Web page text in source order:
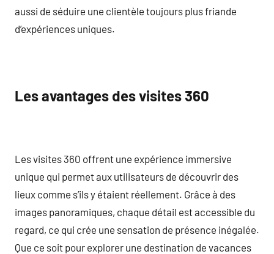
aussi de séduire une clientèle toujours plus friande
d’expériences uniques.
Les avantages des visites 360
Les visites 360 offrent une expérience immersive
unique qui permet aux utilisateurs de découvrir des
lieux comme s’ils y étaient réellement. Grâce à des
images panoramiques, chaque détail est accessible du
regard, ce qui crée une sensation de présence inégalée.
Que ce soit pour explorer une destination de vacances